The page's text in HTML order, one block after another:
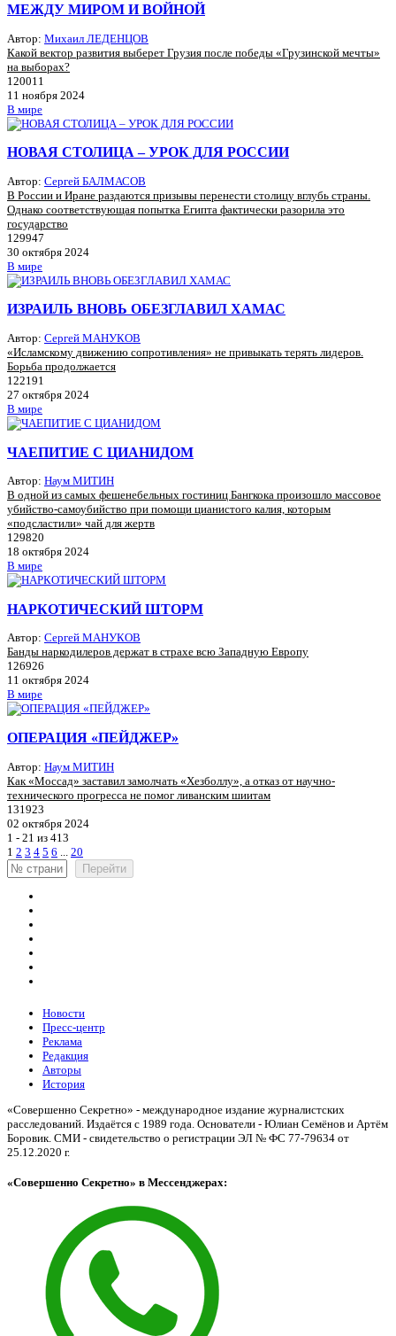
МЕЖДУ МИРОМ И ВОЙНОЙ
Автор: Михаил ЛЕДЕНЦОВ
Какой вектор развития выберет Грузия после победы «Грузинской мечты»
на выборах?
120011
11 ноября 2024
В мире
НОВАЯ СТОЛИЦА – УРОК ДЛЯ РОССИИ
Автор: Сергей БАЛМАСОВ
В России и Иране раздаются призывы перенести столицу вглубь страны.
Однако соответствующая попытка Египта фактически разорила это
государство
129947
30 октября 2024
В мире
ИЗРАИЛЬ ВНОВЬ ОБЕЗГЛАВИЛ ХАМАС
Автор: Сергей МАНУКОВ
«Исламскому движению сопротивления» не привыкать терять лидеров.
Борьба продолжается
122191
27 октября 2024
В мире
ЧАЕПИТИЕ С ЦИАНИДОМ
Автор: Наум МИТИН
В одной из самых фешенебельных гостиниц Бангкока произошло массовое
убийство-самоубийство при помощи цианистого калия, которым
«подсластили» чай для жертв
129820
18 октября 2024
В мире
НАРКОТИЧЕСКИЙ ШТОРМ
Автор: Сергей МАНУКОВ
Банды наркодилеров держат в страхе всю Западную Европу
126926
11 октября 2024
В мире
ОПЕРАЦИЯ «ПЕЙДЖЕР»
Автор: Наум МИТИН
Как «Моссад» заставил замолчать «Хезболлу», а отказ от научно-
технического прогресса не помог ливанским шиитам
131923
02 октября 2024
1 - 21 из 413
1 2 3 4 5 6
20
Перейти
Новости
Пресс-центр
Реклама
Редакция
Авторы
История
«Совершенно Секретно» - международное издание журналистских
расследований. Издаётся с 1989 года. Основатели - Юлиан Семёнов и Артём
Боровик. CМИ - свидетельство о регистрации ЭЛ № ФС 77-79634 от
25.12.2020 г.
«Совершенно Секретно» в Мессенджерах: